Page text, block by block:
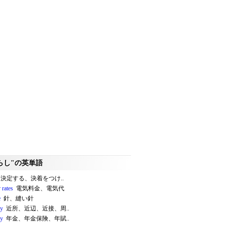
し"の英単語
決定する、決着をつけ..
rates 電気料金、電気代
針、縫い針
近所、近辺、近接、周..
年金、年金保険、年賦..